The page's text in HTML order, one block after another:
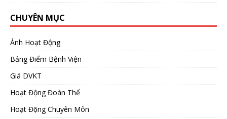
CHUYÊN MỤC
Ảnh Hoạt Động
Bảng Điểm Bệnh Viện
Giá DVKT
Hoạt Động Đoàn Thể
Hoạt Động Chuyên Môn